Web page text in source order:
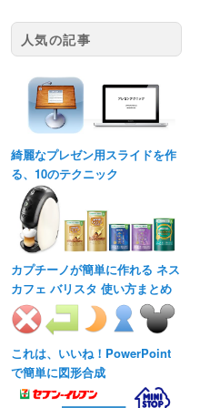
人気の記事
綺麗なプレゼン用スライドを作
る、10のテクニック
カプチーノが簡単に作れる ネス
カフェ バリスタ 使い方まとめ
これは、いいね！PowerPoint
で簡単に図形合成